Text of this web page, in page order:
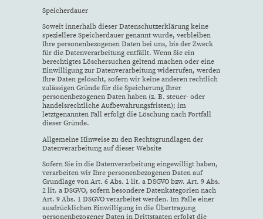
Speicherdauer
Soweit innerhalb dieser Datenschutzerklärung keine
speziellere Speicherdauer genannt wurde, verbleiben
Ihre personenbezogenen Daten bei uns, bis der Zweck
für die Datenverarbeitung entfällt. Wenn Sie ein
berechtigtes Löschersuchen geltend machen oder eine
Einwilligung zur Datenverarbeitung widerrufen, werden
Ihre Daten gelöscht, sofern wir keine anderen rechtlich
zulässigen Gründe für die Speicherung Ihrer
personenbezogenen Daten haben (z. B. steuer- oder
handelsrechtliche Aufbewahrungsfristen); im
letztgenannten Fall erfolgt die Löschung nach Fortfall
dieser Gründe.
Allgemeine Hinweise zu den Rechtsgrundlagen der
Datenverarbeitung auf dieser Website
Sofern Sie in die Datenverarbeitung eingewilligt haben,
verarbeiten wir Ihre personenbezogenen Daten auf
Grundlage von Art. 6 Abs. 1 lit. a DSGVO bzw. Art. 9 Abs.
2 lit. a DSGVO, sofern besondere Datenkategorien nach
Art. 9 Abs. 1 DSGVO verarbeitet werden. Im Falle einer
ausdrücklichen Einwilligung in die Übertragung
personenbezogener Daten in Drittstaaten erfolgt die